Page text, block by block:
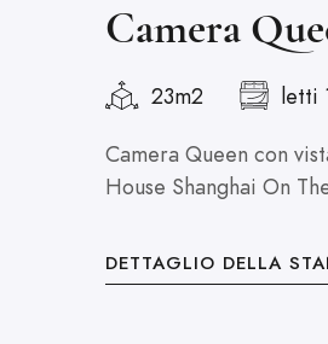
Camera
23m2 letti
Camera Queen con
House Shanghai On
DETTAGLIO DELLA